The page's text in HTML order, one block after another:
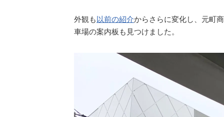
外観も 以前の紹介からさらに変化し、元町
車場の案内板も見つけました。